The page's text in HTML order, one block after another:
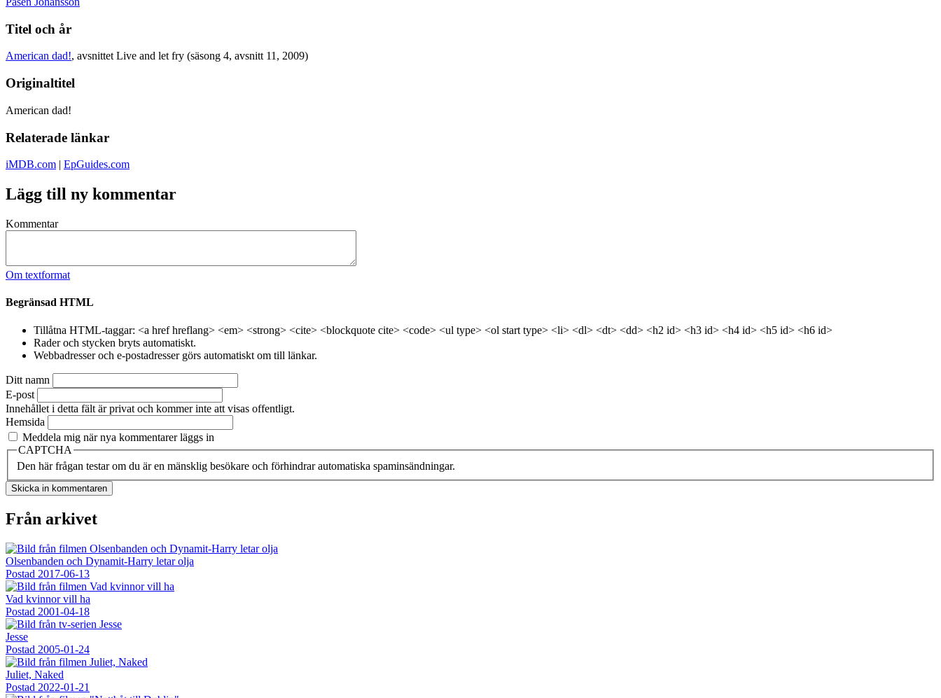
Titel och år
American dad!, avsnittet Live and let fry (säsong 4, avsnitt 11, 2009)
Originaltitel
American dad!
Relaterade länkar
iMDB.com | EpGuides.com
Lägg till ny kommentar
Kommentar
Om textformat
Begränsad HTML
Tillåtna HTML-taggar: <a href hreflang> <em> <strong> <cite> <blockquote cite> <code> <ul type> <ol start type> <li> <dl> <dt> <dd> <h2 id> <h3 id> <h4 id> <h5 id> <h6 id>
Rader och stycken bryts automatiskt.
Webbadresser och e-postadresser görs automatiskt om till länkar.
Ditt namn
E-post
Innehållet i detta fält är privat och kommer inte att visas offentligt.
Hemsida
Meddela mig när nya kommentarer läggs in
CAPTCHA
Den här frågan testar om du är en mänsklig besökare och förhindrar automatiska spaminsändningar.
Från arkivet
Olsenbanden och Dynamit-Harry letar olja
Postad 2017-06-13
Vad kvinnor vill ha
Postad 2001-04-18
Jesse
Postad 2005-01-24
Juliet, Naked
Postad 2022-01-21